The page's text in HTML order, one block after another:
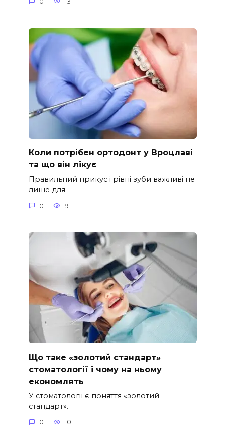
Коли потрібен ортодонт у Вроцлаві
та що він лікує
Правильний прикус і рівні зуби важливі не
лише для
0 9
Що таке «золотий стандарт»
стоматології і чому на ньому
економлять
У стоматології є поняття «золотий
стандарт».
0 10